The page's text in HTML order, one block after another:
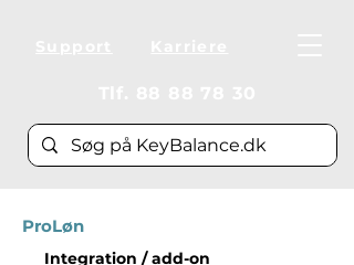
ProLøn
Integration / add-on